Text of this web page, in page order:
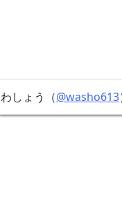
わしょう（@washo613